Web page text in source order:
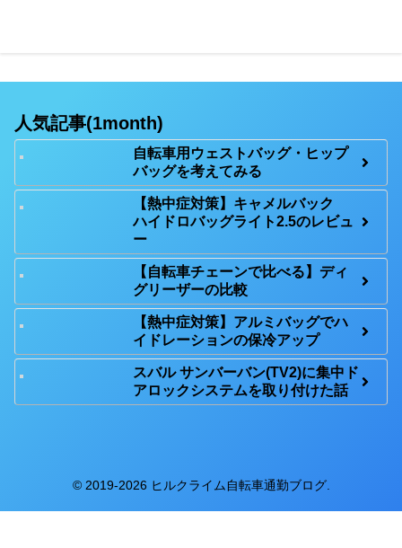
人気記事(1month)
自転車用ウェストバッグ・ヒップ
バッグを考えてみる
【熱中症対策】キャメルバック
ハイドロバッグライト2.5のレビュ
ー
【自転車チェーンで比べる】ディ
グリーザーの比較
【熱中症対策】アルミバッグでハ
イドレーションの保冷アップ
スバル サンバーバン(TV2)に集中ド
アロックシステムを取り付けた話
© 2019-2026 ヒルクライム自転車通勤ブログ.